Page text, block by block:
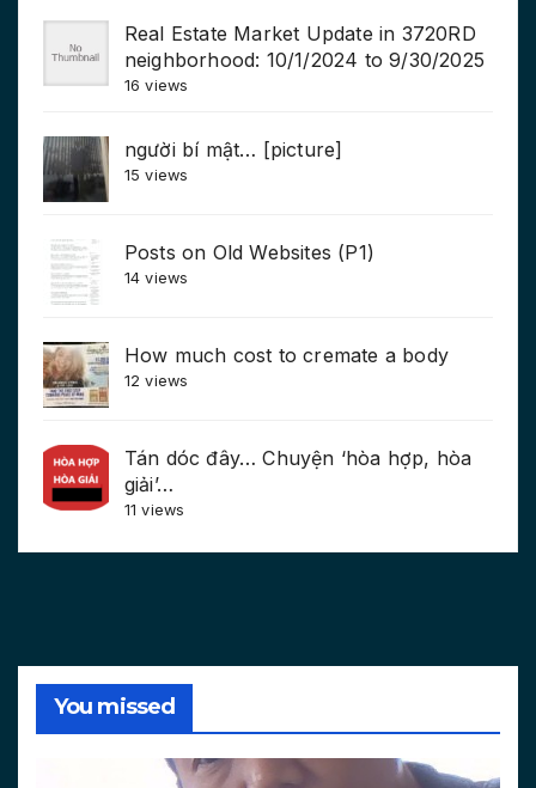
Real Estate Market Update in 3720RD
neighborhood: 10/1/2024 to 9/30/2025
16 views
người bí mật… [picture]
15 views
Posts on Old Websites (P1)
14 views
How much cost to cremate a body
12 views
Tán dóc đây… Chuyện ‘hòa hợp, hòa
giải’…
11 views
You missed